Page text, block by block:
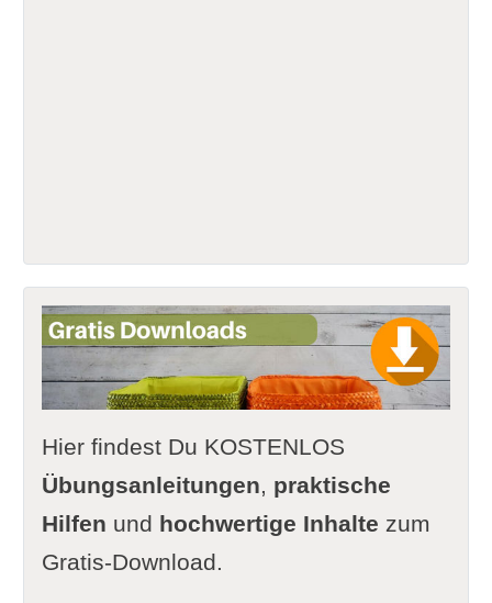
Hier findest Du KOSTENLOS
Übungsanleitungen, praktische
Hilfen und hochwertige Inhalte zum
Gratis-Download.